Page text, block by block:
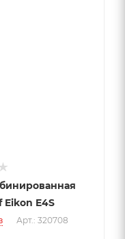
Eikon E4S
Арт.: 320708